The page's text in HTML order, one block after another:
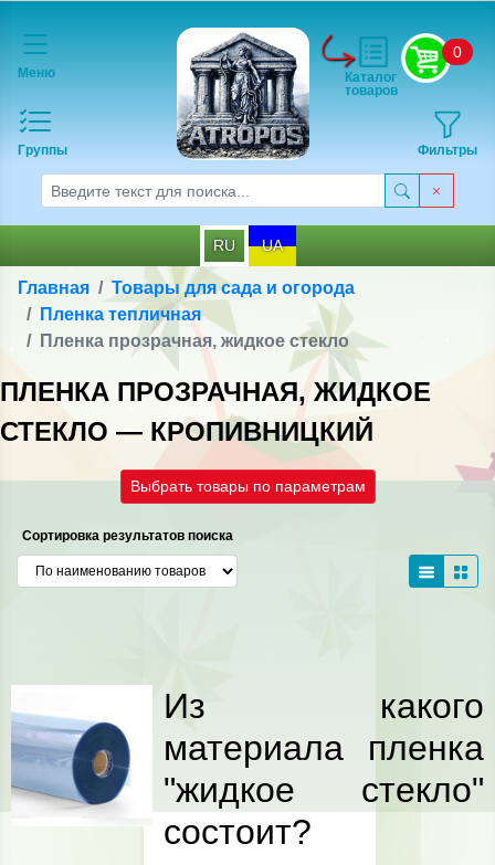
Меню
Группы
0
Фильтры
Каталог
товаров
RU UA
Главная
Товары для сада и огорода
Пленка тепличная
Пленка прозрачная, жидкое стекло
ПЛЕНКА ПРОЗРАЧНАЯ, ЖИДКОЕ
СТЕКЛО — КРОПИВНИЦКИЙ
Выбрать товары по параметрам
Сортировка результатов поиска
Из какого
материала пленка
"жидкое стекло"
состоит?